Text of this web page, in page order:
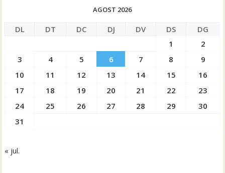
AGOST 2026
DL DT DC DJ DV DS
DG
1
2
3
4 5 6 7 8
9
10
11 12 13 14 15
16
17
18 19 20 21 22
23
24
25 26 27 28 29
30
31
« jul.